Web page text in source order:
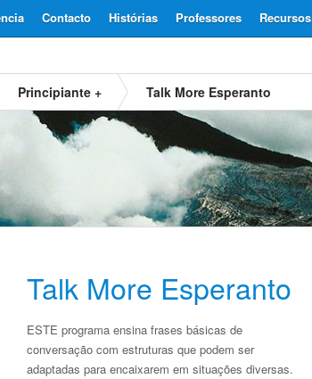
Recursos
Professores
Histórias
Contacto
Principiante + Talk More Esperanto
Talk More Esperanto
ESTE programa ensina frases básicas de
conversação com estruturas que podem ser
adaptadas para encaixarem em situações diversas.